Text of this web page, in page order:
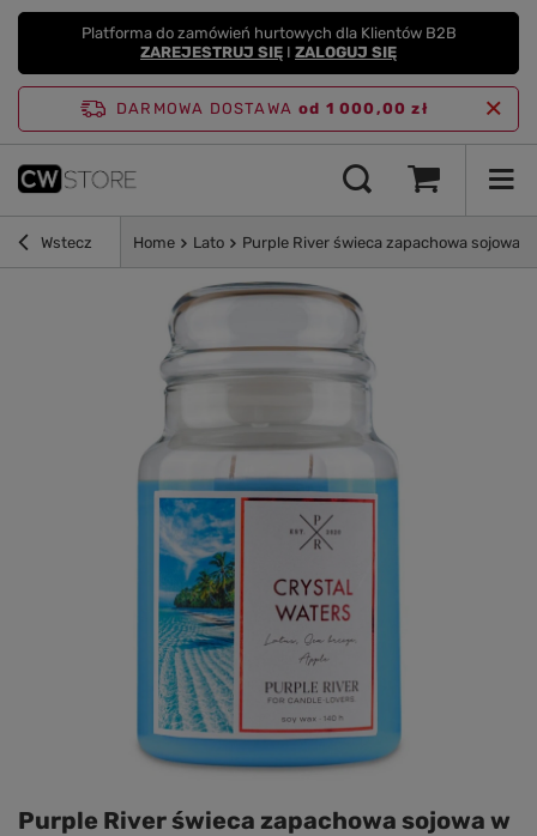
Platforma do zamówień hurtowych dla Klientów B2B
ZAREJESTRUJ SIĘ I ZALOGUJ SIĘ
DARMOWA DOSTAWA od 1 000,00 zł
Wstecz Home Lato Purple River świeca zapachowa sojowa
Purple River świeca zapachowa sojowa w